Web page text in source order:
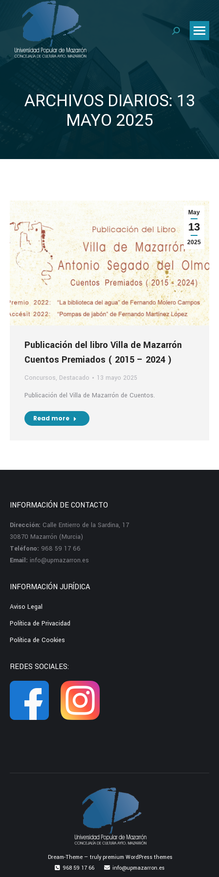
Buscar:
ARCHIVOS DIARIOS: 13
MAYO 2025
May
13
2025
Publicación del libro Villa de Mazarrón
Cuentos Premiados ( 2015 – 2024 )
Concursos, Destacado
13 mayo 2025
Publicación del Villa de Mazarrón de Cuentos.
Read more
INFORMACIÓN DE CONTACTO
Dirección: Calle Entierro de la Sardina, 17
30870 Mazarrón (Murcia)
Teléfono: 968 59 17 66
Email: info@upmazarron.es
INFORMACIÓN JURÍDICA
Aviso Legal
Política de Privacidad
Política de Cookies
REDES SOCIALES:
Dream-Theme — trulypremium WordPress themes
968 59 17 66
info@upmazarron.es